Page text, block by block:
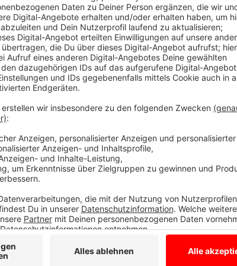
Anzeige
Taxibus T11 fährt weiter zusätzlich bei
Anzeige
Nach dem erfolgreichen Pilotversuch vor einigen
Bocholt.Den Fahrplan gibt es hierund auch im
Für die gesamte Linie gilt der Westfalentarif.
Aalten ihre neue Buslinie am 20. August.
Ergänzt wird die neue deutsch-niederländische
Der muss aber eine halbe Stunde voher angefordert